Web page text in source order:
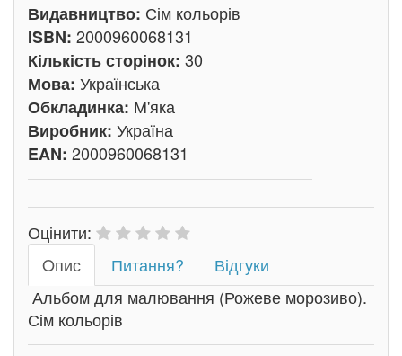
Видавництво: Сім кольорів
ISBN: 2000960068131
Кількість сторінок: 30
Мова: Українська
Обкладинка: М'яка
Виробник: Україна
EAN: 2000960068131
Оцінити:
Oпис
Питання?
Відгуки
Альбом для малювання (Рожеве морозиво).
Сім кольорів